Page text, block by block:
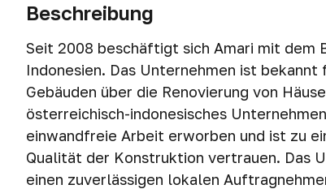
Beschreibung
Seit 2008 beschäftigt sich Amari mit dem
Indonesien. Das Unternehmen ist
Gebäuden über die Renovierung von
österreichisch-indonesisches
einwandfreie Arbeit erworben und ist zu
Qualität der Konstruktion vertrauen. Das
einen zuverlässigen lokalen